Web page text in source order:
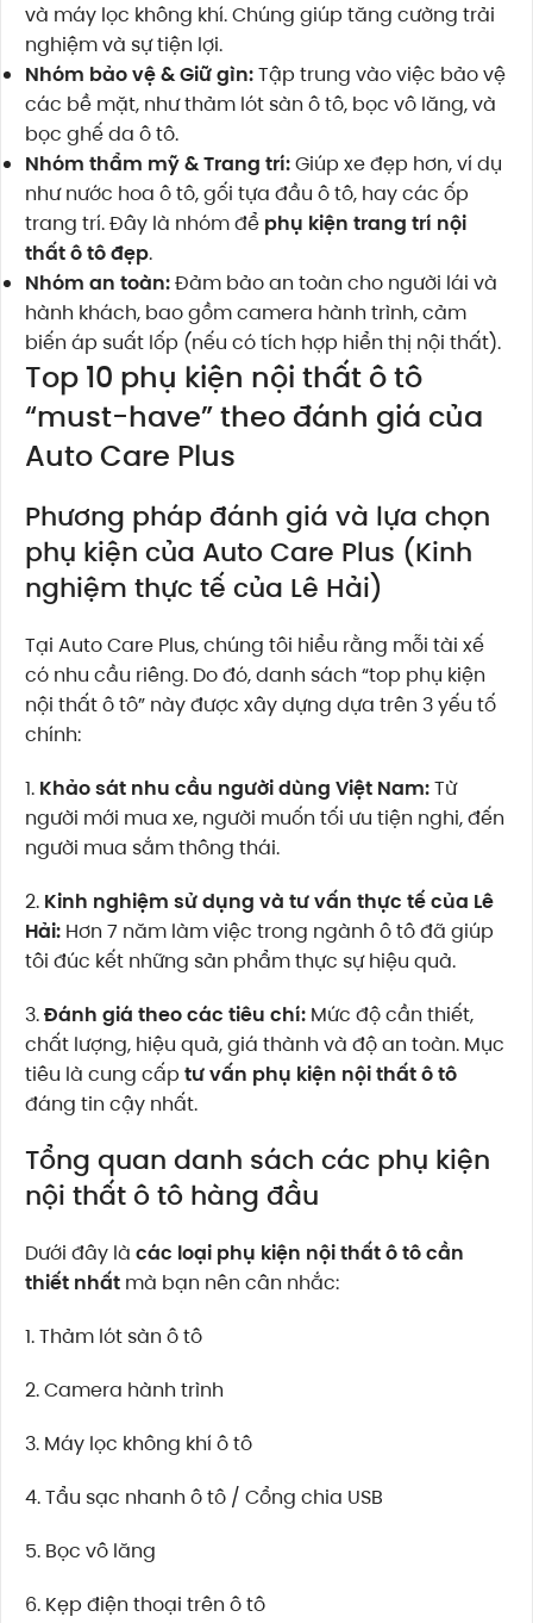
và máy lọc không khí. Chúng giúp tăng cường trải
nghiệm và sự tiện lợi.
Nhóm bảo vệ & Giữ gìn:Tập trung vào việc bảo vệ
các bề mặt, như thảm lót sàn ô tô, bọc vô lăng, và
bọc ghế da ô tô.
Nhóm thẩm mỹ & Trang trí:Giúp xe đẹp hơn, ví dụ
như nước hoa ô tô, gối tựa đầu ô tô, hay các ốp
trang trí. Đây là nhóm để phụ kiện trang trí nội
thất ô tô đẹp.
Nhóm an toàn:Đảm bảo an toàn cho người lái và
hành khách, bao gồm camera hành trình, cảm
biến áp suất lốp (nếu có tích hợp hiển thị nội thất).
Top 10 phụ kiện nội thất ô tô
“must-have” theo đánh giá của
Auto Care Plus
Phương pháp đánh giá và lựa chọn
phụ kiện của Auto Care Plus (Kinh
nghiệm thực tế của Lê Hải)
Tại Auto Care Plus, chúng tôi hiểu rằng mỗi tài xế
có nhu cầu riêng. Do đó, danh sách “top phụ kiện
nội thất ô tô” này được xây dựng dựa trên 3 yếu tố
chính:
1. Khảo sát nhu cầu người dùng Việt Nam:Từ
người mới mua xe, người muốn tối ưu tiện nghi, đến
người mua sắm thông thái.
2. Kinh nghiệm sử dụng và tư vấn thực tế của Lê
Hải: Hơn 7 năm làm việc trong ngành ô tô đã giúp
tôi đúc kết những sản phẩm thực sự hiệu quả.
3.Đánh giá theo các tiêu chí: Mức độ cần thiết,
chất lượng, hiệu quả, giá thành và độ an toàn. Mục
tiêu là cung cấp tư vấn phụ kiện nội thất ô tô
đáng tin cậy nhất.
Tổng quan danh sách các phụ kiện
nội thất ô tô hàng đầu
Dưới đây là các loại phụ kiện nội thất ô tô cần
thiết nhất mà bạn nên cân nhắc:
1. Thảm lót sàn ô tô
2. Camera hành trình
3. Máy lọc không khí ô tô
4. Tẩu sạc nhanh ô tô / Cổng chia USB
5. Bọc vô lăng
6. Kẹp điện thoại trên ô tô